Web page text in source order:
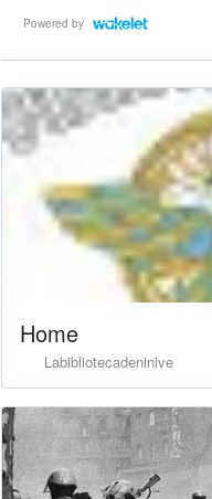
Powered by
Home
Labibliotecadeninive